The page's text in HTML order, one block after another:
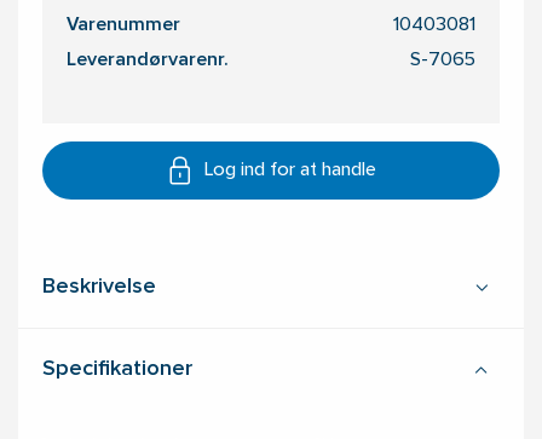
Varenummer 10403081
Leverandørvarenr. S-7065
Log ind for at handle
Beskrivelse
Specifikationer